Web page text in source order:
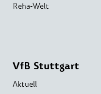
Reha-Welt
VfB Stuttgart
Aktuell